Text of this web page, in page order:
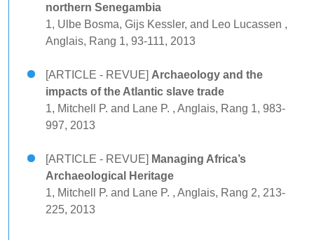
northern Senegambia
1, Ulbe Bosma, Gijs Kessler, and Leo Lucassen ,
Anglais, Rang 1, 93-111, 2013
[ARTICLE - REVUE] Archaeology and the
impacts of the Atlantic slave trade
1, Mitchell P. and Lane P. , Anglais, Rang 1, 983-
997, 2013
[ARTICLE - REVUE] Managing Africa’s
Archaeological Heritage
1, Mitchell P. and Lane P. , Anglais, Rang 2, 213-
225, 2013